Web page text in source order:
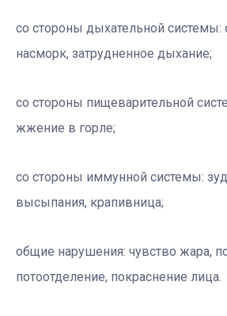
со стороны дыхательной системы:
насморк, затрудненное дыхание;
со стороны пищеварительной
жжение в горле;
со стороны иммунной системы:
высыпания, крапивница;
общие нарушения: чувство жара,
потоотделение, покраснение лица.